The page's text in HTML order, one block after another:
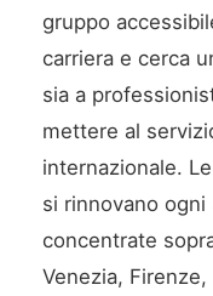
gruppo
carriera e cerca
sia a
mettere al
internazionale.
si rinnovano
concentrate
Venezia,